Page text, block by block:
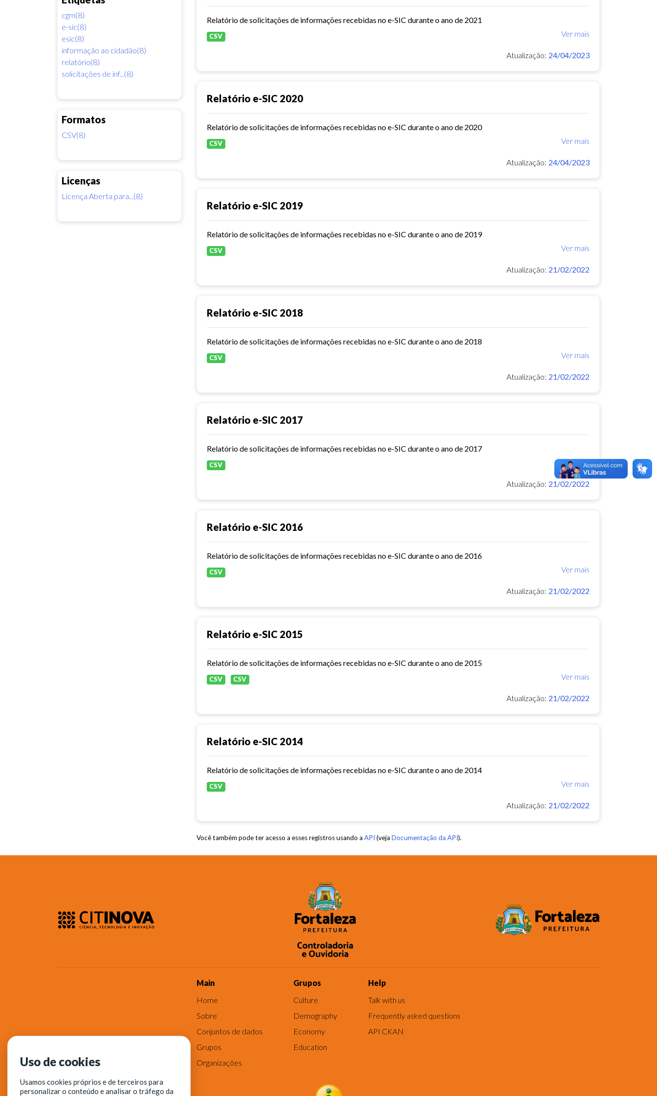
cgm(8)
e-sic(8)
esic(8)
informação ao cidadão(8)
relatório(8)
solicitações de inf...(8)
Formatos
CSV(8)
Licenças
Licença Aberta para...(8)
Relatório de solicitações de informações recebidas no e-SIC durante o ano de 2021
Ver mais
CSV
Atualização: 24/04/2023
Relatório e-SIC 2020
Relatório de solicitações de informações recebidas no e-SIC durante o ano de 2020
Ver mais
CSV
Atualização: 24/04/2023
Relatório e-SIC 2019
Relatório de solicitações de informações recebidas no e-SIC durante o ano de 2019
Ver mais
CSV
Atualização: 21/02/2022
Relatório e-SIC 2018
Relatório de solicitações de informações recebidas no e-SIC durante o ano de 2018
Ver mais
CSV
Atualização: 21/02/2022
Relatório e-SIC 2017
Relatório de solicitações de informações recebidas no e-SIC durante o ano de 2017
Ver mais
CSV
Atualização: 21/02/2022
Relatório e-SIC 2016
Relatório de solicitações de informações recebidas no e-SIC durante o ano de 2016
Ver mais
CSV
Atualização: 21/02/2022
Relatório e-SIC 2015
Relatório de solicitações de informações recebidas no e-SIC durante o ano de 2015
Ver mais
CSV CSV
Atualização: 21/02/2022
Relatório e-SIC 2014
Relatório de solicitações de informações recebidas no e-SIC durante o ano de 2014
Ver mais
CSV
Atualização: 21/02/2022
Você também pode ter acesso a esses registros usando a API (veja Documentação da API).
Main
Home
Sobre
Conjuntos de dados
Grupos
Organizações
Grupos
Culture
Demography
Economy
Education
Help
Talk with us
Frequently asked questions
API CKAN
Uso de cookies
Usamos cookies próprios e de terceiros para
personalizar o conteúdo e analisar o tráfego da